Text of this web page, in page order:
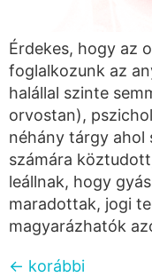
Érdekes, hogy az
foglalkozunk az
halállal szinte
orvostan),
néhány tárgy ahol
számára
leállnak, hogy
maradottak, jogi
magyarázhatók
← korábbi